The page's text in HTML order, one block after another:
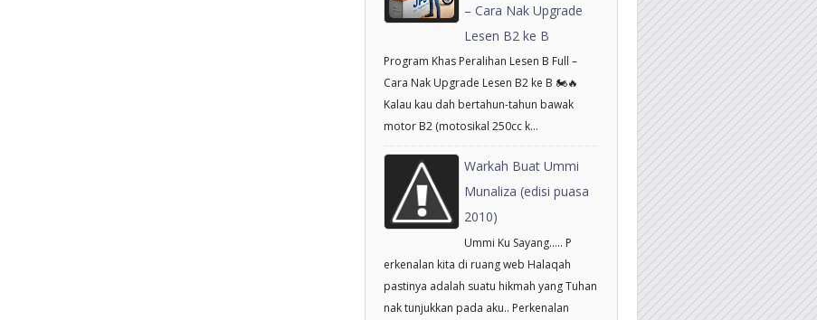
– Cara Nak Upgrade
Lesen B2 ke B
Program Khas Peralihan Lesen B Full –
Cara Nak Upgrade Lesen B2 ke B 🏍️🔥
Kalau kau dah bertahun-tahun bawak
motor B2 (motosikal 250cc k...
Warkah Buat Ummi
Munaliza (edisi puasa
2010)
Ummi Ku Sayang..... P
erkenalan kita di ruang web Halaqah
pastinya adalah suatu hikmah yang Tuhan
nak tunjukkan pada aku.. Perkenalan